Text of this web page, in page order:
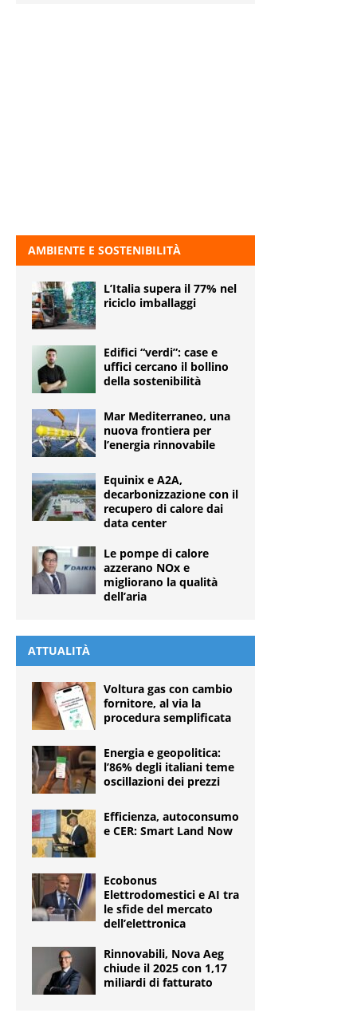
AMBIENTE E SOSTENIBILITÀ
L’Italia supera il 77% nel
riciclo imballaggi
Edifici “verdi”: case e
uffici cercano il bollino
della sostenibilità
Mar Mediterraneo, una
nuova frontiera per
l’energia rinnovabile
Equinix e A2A,
decarbonizzazione con il
recupero di calore dai
data center
Le pompe di calore
azzerano NOx e
migliorano la qualità
dell’aria
ATTUALITÀ
Voltura gas con cambio
fornitore, al via la
procedura semplificata
Energia e geopolitica:
l’86% degli italiani teme
oscillazioni dei prezzi
Efficienza, autoconsumo
e CER: Smart Land Now
Ecobonus
Elettrodomestici e AI tra
le sfide del mercato
dell’elettronica
Rinnovabili, Nova Aeg
chiude il 2025 con 1,17
miliardi di fatturato